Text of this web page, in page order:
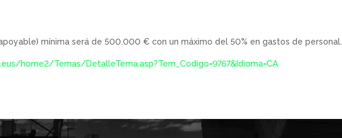
mínima será de 500.000 € con un máximo del 50% en gastos de personal.
home2/Temas/DetalleTema.asp?Tem_Codigo=9767&Idioma=CA